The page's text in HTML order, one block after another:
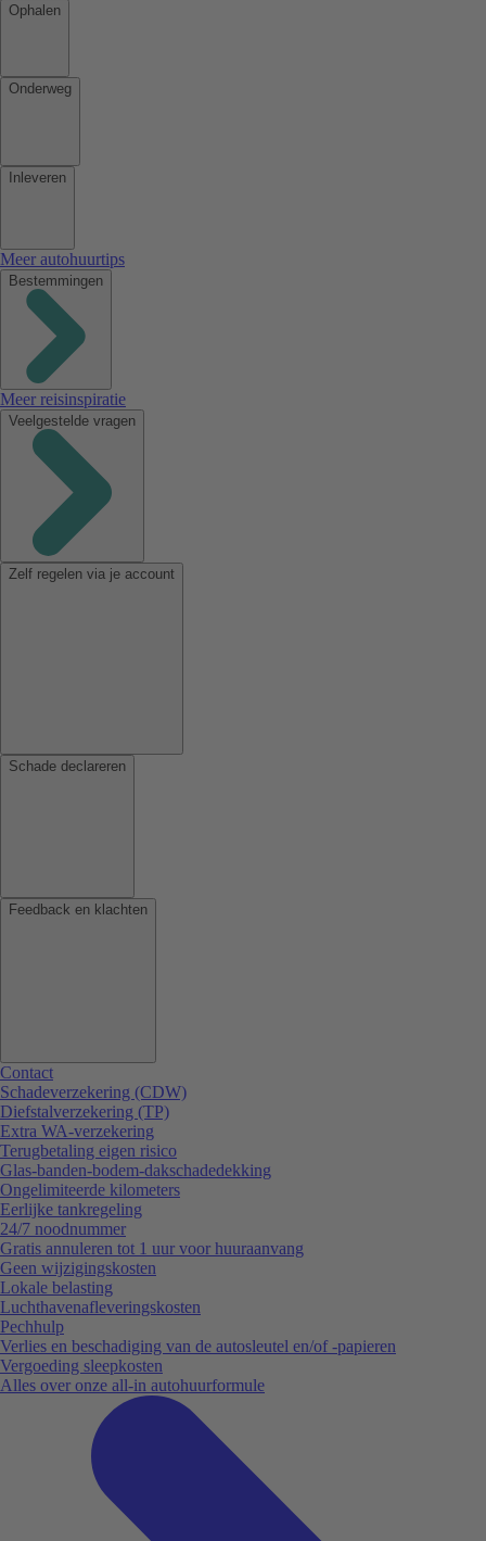
Ophalen
Onderweg
Inleveren
Meer autohuurtips
Bestemmingen
Meer reisinspiratie
Veelgestelde vragen
Zelf regelen via je account
Schade declareren
Feedback en klachten
Contact
Schadeverzekering (CDW)
Diefstalverzekering (TP)
Extra WA-verzekering
Terugbetaling eigen risico
Glas-banden-bodem-dakschadedekking
Ongelimiteerde kilometers
Eerlijke tankregeling
24/7 noodnummer
Gratis annuleren tot 1 uur voor huuraanvang
Geen wijzigingskosten
Lokale belasting
Luchthavenafleveringskosten
Pechhulp
Verlies en beschadiging van de autosleutel en/of -papieren
Vergoeding sleepkosten
Alles over onze all-in autohuurformule